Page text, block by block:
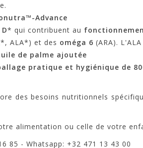
Advance
* qui contribuent au
ALA*) et des oméga 6 (ARA).
de palme ajoutée
pratique et hygiénique de
des besoins nutritionnels
alimentation ou celle de votre
85 - Whatsapp: +32 471 13 43 00